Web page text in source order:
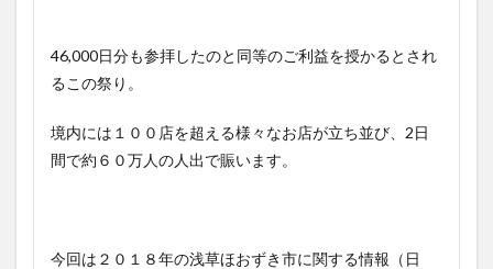
46,000日分も参拝したのと同等のご利益を授かるとされ
るこの祭り。
境内には１００店を超える様々なお店が立ち並び、2日
間で約６０万人の人出で賑います。
今回は２０１８年の浅草ほおずき市に関する情報（日